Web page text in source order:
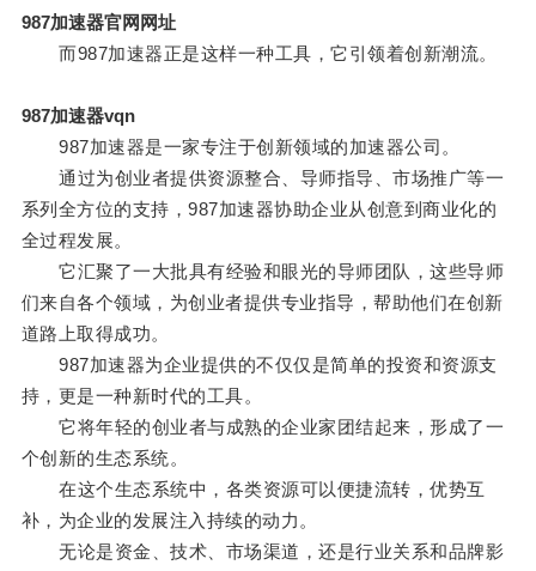
987加速器官网网址
而987加速器正是这样一种工具，它引领着创新潮流。
987加速器vqn
987加速器是一家专注于创新领域的加速器公司。
通过为创业者提供资源整合、导师指导、市场推广等一
系列全方位的支持，987加速器协助企业从创意到商业化的
全过程发展。
它汇聚了一大批具有经验和眼光的导师团队，这些导师
们来自各个领域，为创业者提供专业指导，帮助他们在创新
道路上取得成功。
987加速器为企业提供的不仅仅是简单的投资和资源支
持，更是一种新时代的工具。
它将年轻的创业者与成熟的企业家团结起来，形成了一
个创新的生态系统。
在这个生态系统中，各类资源可以便捷流转，优势互
补，为企业的发展注入持续的动力。
无论是资金、技术、市场渠道，还是行业关系和品牌影